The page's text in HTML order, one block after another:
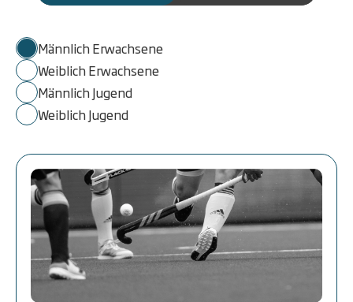
Männlich Erwachsene
Weiblich Erwachsene
Männlich Jugend
Weiblich Jugend